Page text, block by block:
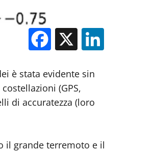
Facebook
X
è stata evidente sin
(GPS,
di accuratezza (loro
il grande terremoto e il